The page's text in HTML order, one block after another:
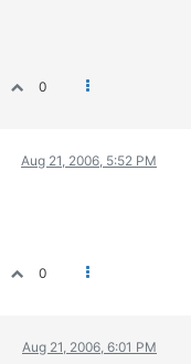
0
Aug 21, 2006, 5:52 PM
0
Aug 21, 2006, 6:01 PM